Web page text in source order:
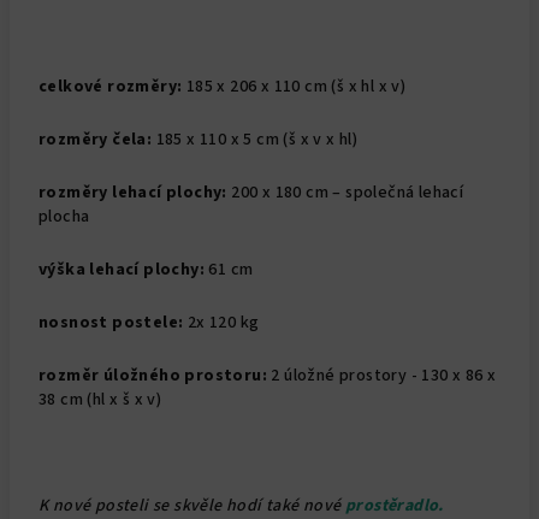
celkové rozměry: 185 x 206 x 110 cm (š x hl x v)
rozměry čela: 185 x 110 x 5 cm (š x v x hl)
rozměry lehací plochy: 200 x 180 cm – společná lehací
plocha
výška lehací plochy: 61 cm
nosnost postele: 2x 120 kg
rozměr úložného prostoru: 2 úložné prostory - 130 x 86 x
38 cm (hl x š x v)
K nové posteli se skvěle hodí také nové prostěradlo.